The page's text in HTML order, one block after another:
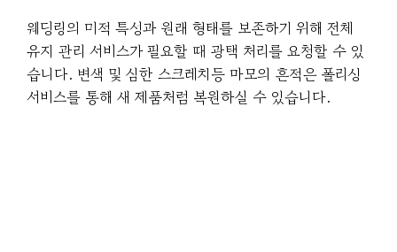
웨딩링의 미적 특성과 원래 형태를 보존하기 위해 전체
유지 관리 서비스가 필요할 때 광택 처리를 요청할 수 있
습니다. 변색 및 심한 스크레치등 마모의 흔적은 폴리싱
서비스를 통해 새 제품처럼 복원하실 수 있습니다.